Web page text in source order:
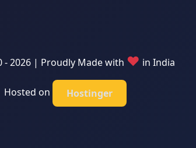
- 2026 | Proudly Made with ♥ in India
Hosted on Hostinger